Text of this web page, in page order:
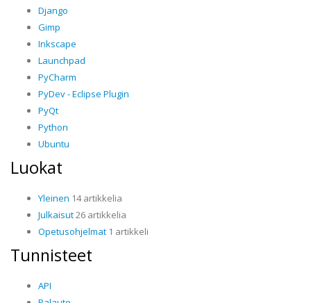
Django
Gimp
Inkscape
Launchpad
PyCharm
PyDev - Eclipse Plugin
PyQt
Python
Ubuntu
Luokat
Yleinen 14 artikkelia
Julkaisut26 artikkelia
Opetusohjelmat 1 artikkeli
Tunnisteet
API